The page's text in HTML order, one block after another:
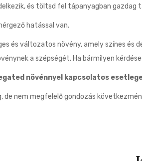
és töltsd fel tápanyagban gazdag
hatással van.
és változatos növény, amely színes
a szépségét. Ha bármilyen
növénnyel kapcsolatos
de nem megfelelő gondozás